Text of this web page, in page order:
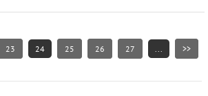
23 24 25 26 27 ... >>